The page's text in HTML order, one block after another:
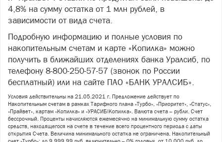
4,8% на сумму остатка от 1 млн рублей, в
зависимости от вида счета.
Подробную информацию и полные условия по
накопительным счетам и карте «Копилка» можно
получить в ближайших отделениях банка Уралсиб, по
телефону 8-800-250-57-57 (звонок по России
бесплатный) или на сайте ПАО «БАНК УРАЛСИБ».
Условия действительны на 21.05.2021 г. Предложение действует по
Накопительным счетам в рамках Тарифного плана «Турбо», «Приоритет», «Статус»,
«Прайвет», картам «Копилка» и «УРАСИБ|Копилка». Валюта счета – рубли. Счет
бессрочный. Проценты начисляются ежемесячно на минимальную сумму остатка
средств, находящегося на счете в течение всего процентного периода с даты
открытия Счета. Величина минимального остатка не ограничена. Накопительный